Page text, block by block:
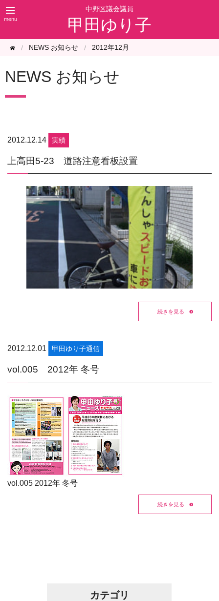
甲田ゆり子
NEWS お知らせ 2012年12月
NEWS お知らせ
2012.12.14 実績
上高田5-23 道路注意看板設置
続きを見る
2012.12.01 甲田ゆり子通信
vol.005 2012年 冬号
vol.005 2012年 冬号
続きを見る
カテゴリ